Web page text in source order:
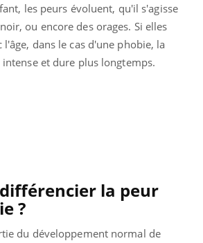
les peurs évoluent, qu'il s'agisse
ou encore des orages. Si elles
l'âge, dans le cas d'une phobie, la
et dure plus longtemps.
la peur
?
du développement normal de